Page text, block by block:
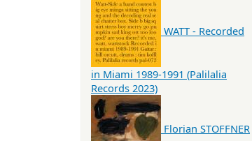
WATT - Recorded
in Miami 1989-1991 (Palilalia
Records 2023)
Florian STOFFNER